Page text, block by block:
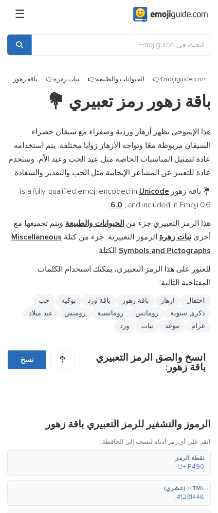
☰
Emojiguide.com الحيوانات والطبيعة نبات زهرة باقة زهور
باقة زهور رمز تعبيري 💐
هذا الإيموجي يظهر أزهار وردية وصفراء مع سيقان خضراء.
السيقان مربوطة معًا وتواجه الأزهار زوايا مختلفة. يتم استخدامه
عادة لتمثيل المناسبات الخاصة مثل عيد الحب وعيد الأم. وستخدم
عادة للتعبير عن المشاعر الإيجابية مثل الحب والتقدير والسعادة.
💐 باقة زهور is a fully-qualified emoji encoded in Unicode
6.0 , and included in Emoji 0.6.
هذا الرمز التعبيري جزء من الحيوانات والطبيعة ويتم تجميعها مع
أخرى نبات زهرة الرموز التعبيرية. جزء من كتلة Miscellaneous
Symbols and Pictographs الكتلة.
للعثور على هذا الرمز التعبيري، يمكنك استخدام الكلمات
المفتاحية التالية:
احتفال ازهار باقة زهور باقة ورد بوكيه
حب
ذكرى سنوية
رومانس رومانسية رومنس
عيد ميلاد
غرام
موعد نبات ورد
انسخ والصق الرمز التعبيري
باقة زهور:
💐 نسخ
الرموز والتشفير للرمز التعبيري باقة زهور
انقر على أي رمز أدناه لنسخه إلى الحافظة.
نقطة الرمز
U+1F490
HTML (عشري)
&#128144;